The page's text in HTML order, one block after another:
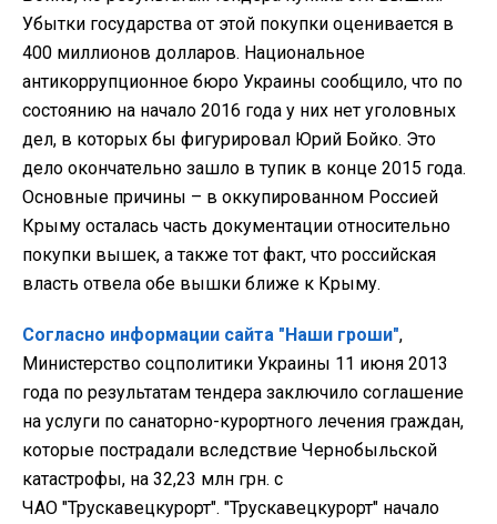
Убытки государства от этой покупки оценивается в
400 миллионов долларов. Национальное
антикоррупционное бюро Украины сообщило, что по
состоянию на начало 2016 года у них нет уголовных
дел, в которых бы фигурировал Юрий Бойко. Это
дело окончательно зашло в тупик в конце 2015 года.
Основные причины – в оккупированном Россией
Крыму осталась часть документации относительно
покупки вышек, а также тот факт, что российская
власть отвела обе вышки ближе к Крыму.
Согласно информации сайта "Наши гроши",
Министерство соцполитики Украины 11 июня 2013
года по результатам тендера заключило соглашение
на услуги по санаторно-курортного лечения граждан,
которые пострадали вследствие Чернобыльской
катастрофы, на 32,23 млн грн. с
ЧАО "Трускавецкурорт". "Трускавецкурорт" начало